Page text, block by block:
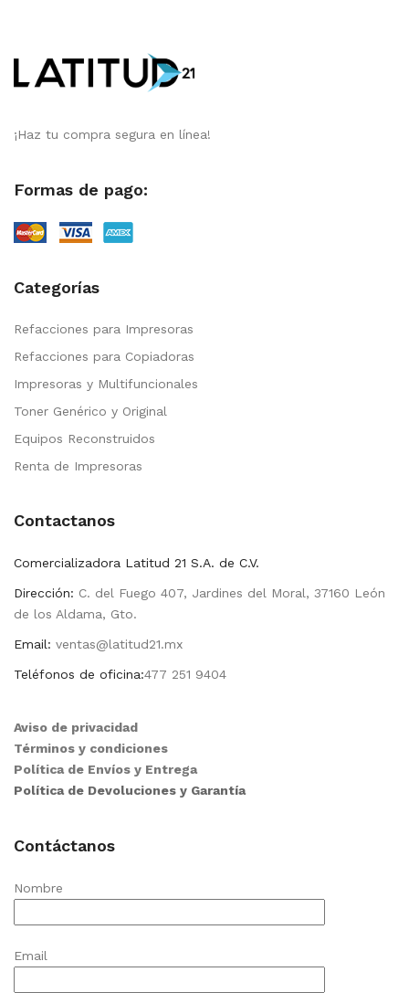
¡Haz tu compra segura en línea!
Formas de pago:
Categorías
Refacciones para Impresoras
Refacciones para Copiadoras
Impresoras y Multifuncionales
Toner Genérico y Original
Equipos Reconstruidos
Renta de Impresoras
Contactanos
Comercializadora Latitud 21 S.A. de C.V.
Dirección: C. del Fuego 407, Jardines del Moral, 37160 León
de los Aldama, Gto.
Email: ventas@latitud21.mx
Teléfonos de oficina:477 251 9404
Aviso de privacidad
Términos y condiciones
Política de Envíos y Entrega
Política de Devoluciones y Garantía
Contáctanos
Nombre
Email